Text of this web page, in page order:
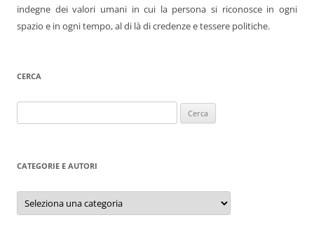
indegne dei valori umani in cui la persona si riconosce in ogni
spazio e in ogni tempo, al di là di credenze e tessere politiche.
CERCA
per:
CATEGORIE E AUTORI
Categorie
autori